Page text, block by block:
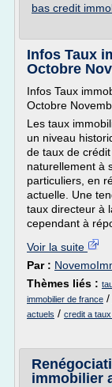
bas credit
Infos Taux
Octobre
Infos Taux
Octobre
Les taux
un niveau
de taux de
naturellement à
particuliers, en
actuelle. Une
taux directeur à
cependant à
Voir la suite
Par :
Thèmes liés :
immobilier de france /
actuels / credit a
immobilier